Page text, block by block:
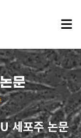
문
세포주 논문